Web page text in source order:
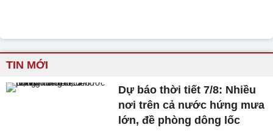
TIN MỚI
Dự báo thời tiết 7/8: Nhiều
nơi trên cả nước hứng mưa
lớn, đề phòng dông lốc